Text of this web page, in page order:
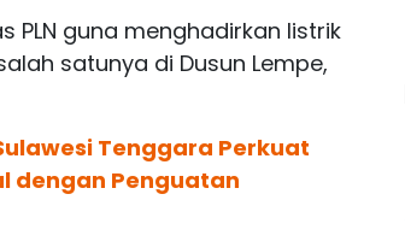
PLN guna menghadirkan listrik
satunya di Dusun Lempe,
Tenggara Perkuat
dengan Penguatan